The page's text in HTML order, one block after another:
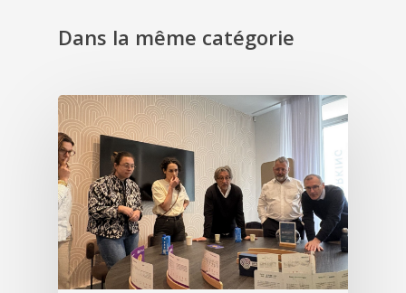
Dans la même catégorie